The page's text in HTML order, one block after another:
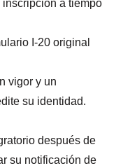
a tiempo
I-20 original
vigor y un
su identidad.
después de
su notificación de